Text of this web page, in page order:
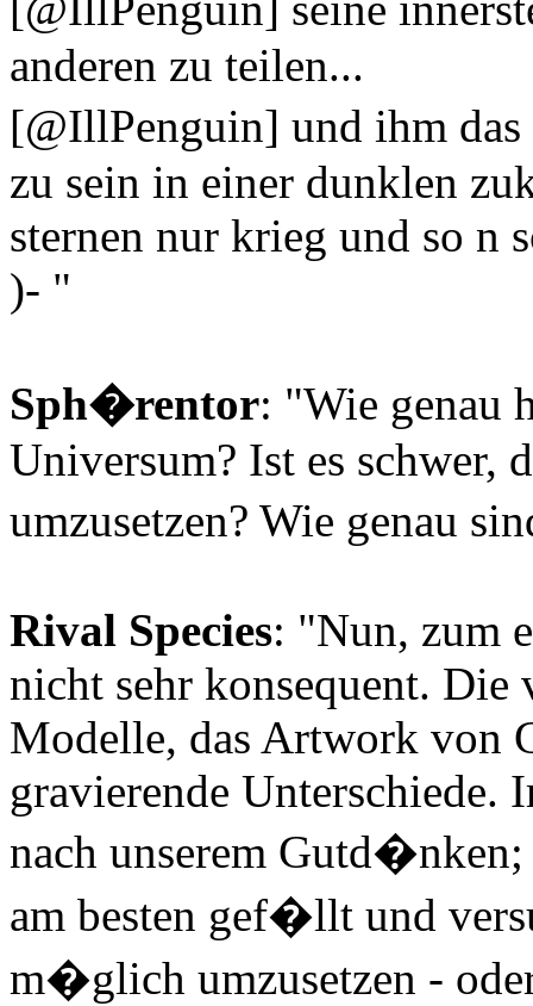
anderen zu teilen...
[@IllPenguin] und ihm
zu sein in einer dunklen
sternen nur krieg und so n
)- "
Sph�rentor: "Wie genau
Universum? Ist es
umzusetzen? Wie genau
Rival Species: "Nun, zum
nicht sehr konsequent. Die
Modelle, das Artwork von
gravierende Unterschiede.
nach unserem
am besten gef�llt und
m�glich umzusetzen -